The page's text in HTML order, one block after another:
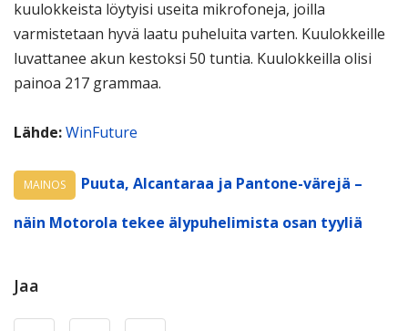
kuulokkeista löytyisi useita mikrofoneja, joilla
varmistetaan hyvä laatu puheluita varten. Kuulokkeille
luvattanee akun kestoksi 50 tuntia. Kuulokkeilla olisi
painoa 217 grammaa.
Lähde:WinFuture
MAINOS
Puuta, Alcantaraa ja Pantone-värejä –
näin Motorola tekee älypuhelimista osan tyyliä
Jaa